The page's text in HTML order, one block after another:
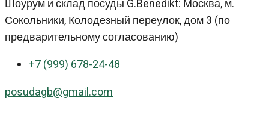
Шоурум и склад посуды G.Benedikt: Москва, м.
Сокольники, Колодезный переулок, дом 3 (по
предварительному согласованию)
+7 (999) 678-24-48
posudagb@gmail.com